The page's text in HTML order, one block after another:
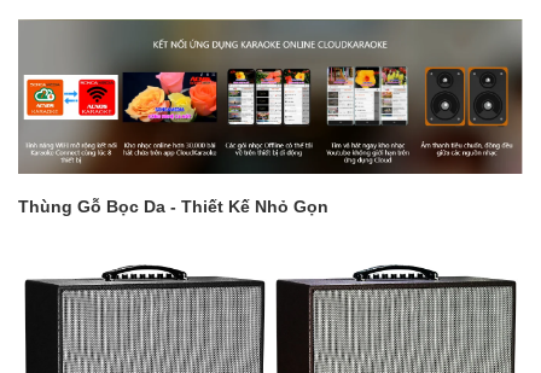
Thùng Gỗ Bọc Da - Thiết Kế Nhỏ Gọn